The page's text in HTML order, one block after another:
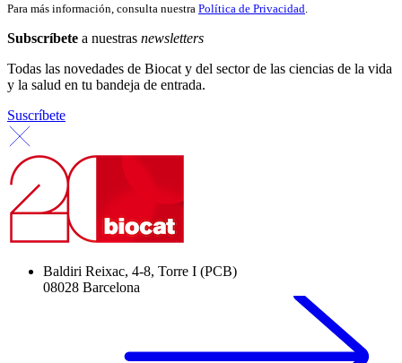
Para más información, consulta nuestra Política de Privacidad
Subscríbete a nuestras newsletters
Todas las novedades de Biocat y del sector de las ciencias de la vida
y la salud en tu bandeja de entrada.
Suscríbete
Baldiri Reixac, 4-8, Torre I (PCB)
08028 Barcelona